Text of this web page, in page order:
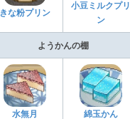
きな粉プリン
小豆ミルクプリ
ン
ようかんの棚
水無月 綿玉かん